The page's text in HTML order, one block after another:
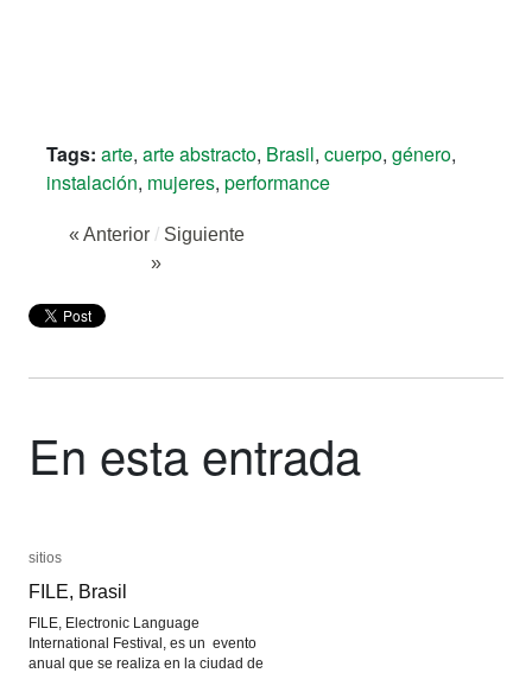
Tags: arte, arte abstracto, Brasil, cuerpo, género,
instalación, mujeres, performance
« Anterior / Siguiente
»
En esta entrada
sitios
FILE, Brasil
FILE, Electronic Language
International Festival, es un evento
anual que se realiza en la ciudad de
sitios
FILE, Brasil